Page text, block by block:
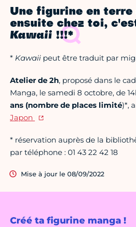
Créé ta figurine manga !
Une figurine en terre
ensuite chez toi,
Kawaii !!!*
* Kawaii peut être traduit par
Atelier de 2h, proposé dans le
Manga, le samedi 8 octobre, de
ans (nombre de places limité)*,
Japon
* réservation auprès de la
par téléphone : 01 43 22 42 18
Mise à jour le 08/09/2022